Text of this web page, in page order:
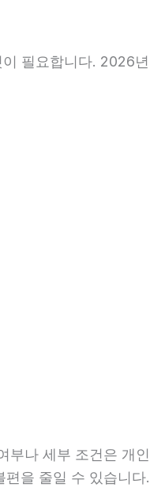
필요합니다. 2026년
부나 세부 조건은 개인
을 줄일 수 있습니다.